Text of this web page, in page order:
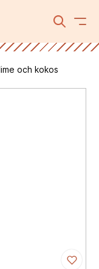
och kokos